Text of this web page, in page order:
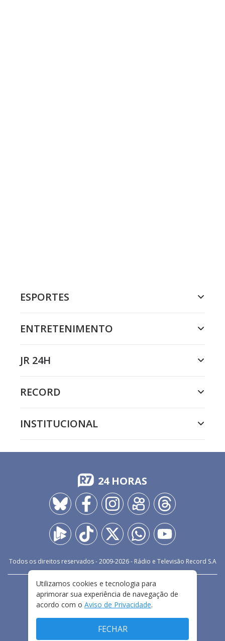
ESPORTES
ENTRETENIMENTO
JR 24H
RECORD
INSTITUCIONAL
24 HORAS
Todos os direitos reservados - 2009-2026- Rádio e Televisão Record S.A
FALE CONOSCO
PRIVACIDADE
TERMOS E CONDIÇÕES DE USO
Utilizamos cookies e tecnologia para
aprimorar sua experiência de navegação de
acordo com o Aviso de Privacidade.
FECHAR